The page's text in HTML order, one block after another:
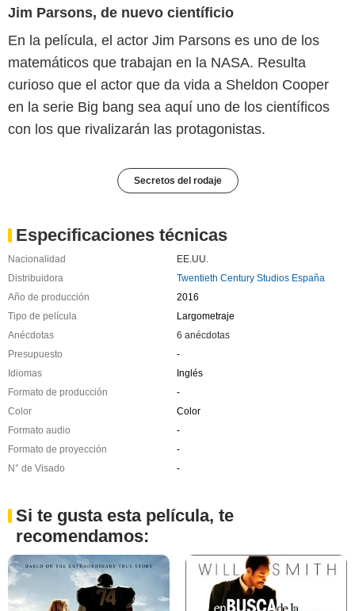
Jim Parsons, de nuevo científicio
En la película, el actor Jim Parsons es uno de los
matemáticos que trabajan en la NASA. Resulta
curioso que el actor que da vida a Sheldon Cooper
en la serie Big bang sea aquí uno de los científicos
con los que rivalizarán las protagonistas.
Secretos del rodaje
Especificaciones técnicas
Nacionalidad
EE.UU.
Distribuidora
Twentieth Century Studios España
Año de producción
2016
Tipo de película
Largometraje
Anécdotas
6 anécdotas
Presupuesto
-
Idiomas
Inglés
Formato de producción
-
Color
Color
Formato audio
-
Formato de proyección
-
N° de Visado
-
Si te gusta esta película, te
recomendamos: